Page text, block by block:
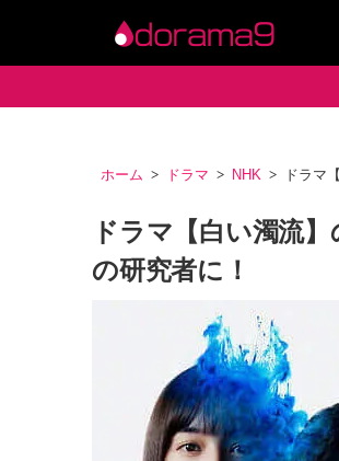
ホーム ドラマ NHK ドラマ
ドラマ【白い濁流
の研究者に！